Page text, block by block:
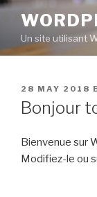
Skip
contentUn site utilisant
POSTED
ON
28 MAY 2018
Bonjour
Bienvenue sur
Modifiez-le ou